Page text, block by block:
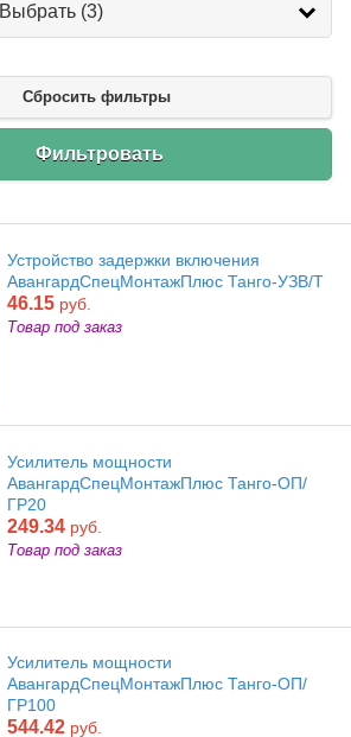
Выбрать (3)
Сбросить фильтры
Фильтровать
Устройство задержки включения
АвангардСпецМонтажПлюс Танго-УЗВ/Т
46.15 руб.
Товар под заказ
Усилитель мощности
АвангардСпецМонтажПлюс Танго-ОП/
ГР20
249.34 руб.
Товар под заказ
Усилитель мощности
АвангардСпецМонтажПлюс Танго-ОП/
ГР100
544.42 руб.